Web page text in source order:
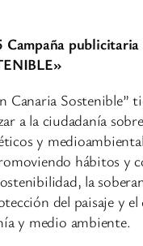
Canaria Sostenible”
a la ciudadanía
y
hábitos y
la
del paisaje y
y medio ambiente.